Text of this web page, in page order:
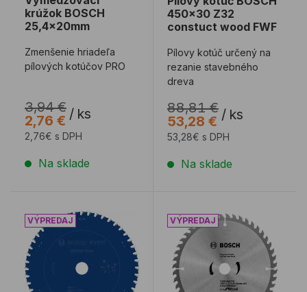
krúžok BOSCH
25,4x20mm
Zmenšenie hriadeľa
pílových kotúčov PRO
3,94 €
2,76 € / ks
2,76€ s DPH
Na sklade
450x30 Z32
constuct wood FWF
Pílovy kotúč určený na
rezanie stavebného
dreva
88,81 €
53,28 € / ks
53,28€ s DPH
Na sklade
Pílovy kotúč BOSCH 230x25,4 48Z EXPERT Steel
Pílový kotúč 190x20 48Z